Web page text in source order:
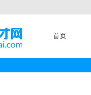
首页